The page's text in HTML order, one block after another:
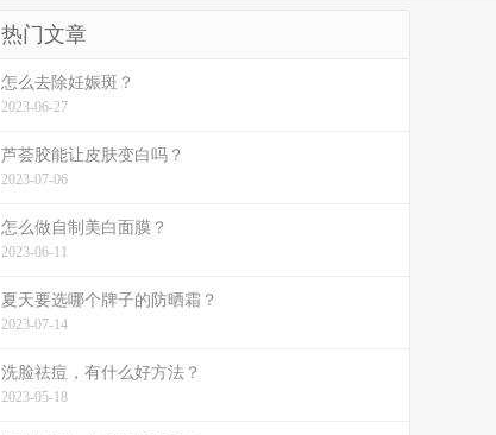
热门文章
怎么去除妊娠斑？
2023-06-27
芦荟胶能让皮肤变白吗？
2023-07-06
怎么做自制美白面膜？
2023-06-11
夏天要选哪个牌子的防晒霜？
2023-07-14
洗脸祛痘，有什么好方法？
2023-05-18